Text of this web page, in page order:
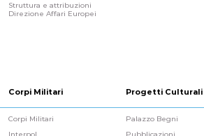
Struttura e attribuzioni
Direzione Affari Europei
Corpi Militari
Corpi Militari
Progetti Culturali
Palazzo Begni